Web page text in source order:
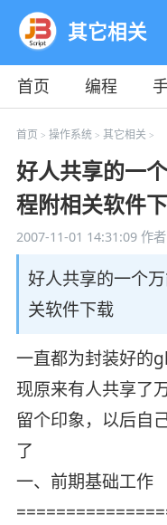
其它相关
首页 编程
教程
平面 服
首页 > 操作系统> 其它相关 >
好人共享的一
程附相关软件
2007-11-01 14:31:09作者
好人共享的一个
关软件下载
一直都为封装好的
现原来有人共享了
留个印象，以后自
了
一、前期基础工作